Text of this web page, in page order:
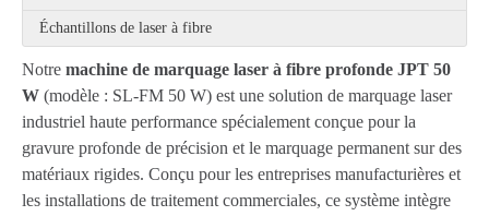
Échantillons de laser à fibre
Notre machine de marquage laser à fibre profonde JPT 50
W (modèle : SL-FM 50 W) est une solution de marquage laser
industriel haute performance spécialement conçue pour la
gravure profonde de précision et le marquage permanent sur des
matériaux rigides. Conçu pour les entreprises manufacturières et
les installations de traitement commerciales, ce système intègre